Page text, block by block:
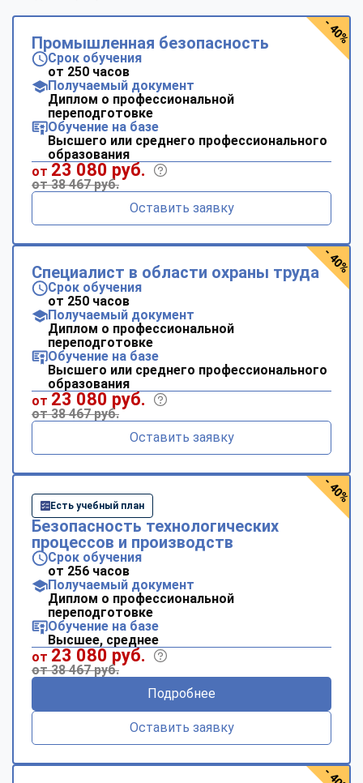
Промышленная безопасность
Срок обучения
от 250 часов
Получаемый документ
Диплом о профессиональной
переподготовке
Обучение на базе
Высшего или среднего профессионального
образования
от 23 080 руб.
от 38 467 руб.
Оставить заявку
- 40%
Специалист в области охраны труда
Срок обучения
от 250 часов
Получаемый документ
Диплом о профессиональной
переподготовке
Обучение на базе
Высшего или среднего профессионального
образования
от 23 080 руб.
от 38 467 руб.
Оставить заявку
- 40%
Есть учебный план
Безопасность технологических
процессов и производств
Срок обучения
от 256 часов
Получаемый документ
Диплом о профессиональной
переподготовке
Обучение на базе
Высшее, среднее
от 23 080 руб.
от 38 467 руб.
Подробнее
Оставить заявку
- 40%